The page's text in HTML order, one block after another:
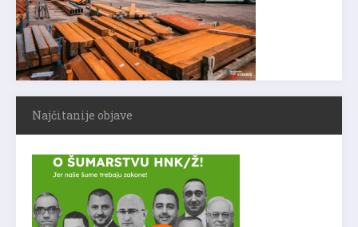
Najčitanije objave